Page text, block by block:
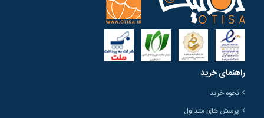
راهنمای خرید
نحوه خرید
پرسش های متداول